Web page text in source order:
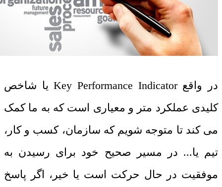
در واقعKey Performance Indicatorیا شاخص
کلیدی عملکرد متر و معیاری است که به ما کمک
می کند تا متوجه شویم که سازمان، کسب و کار،
تیم یا... در مسیر صحیح خود برای رسیدن به
موفقیت در حال حرکت است یا خیر، اگر پاسخ